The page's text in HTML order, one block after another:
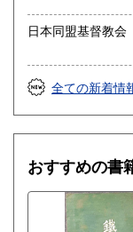
全ての新着情
おすすめの書